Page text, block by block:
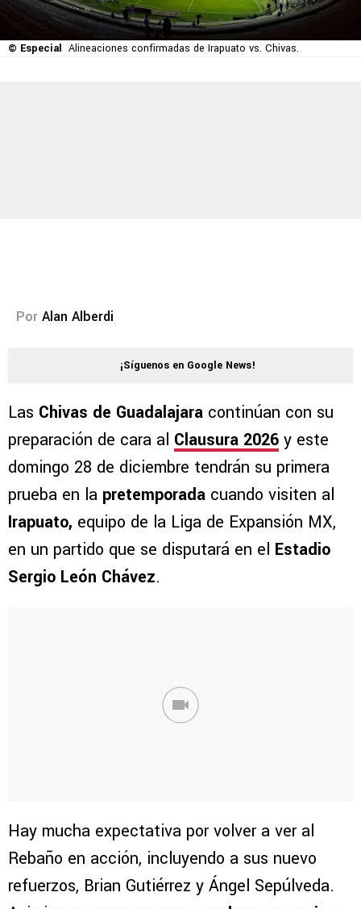
© Especial Alineaciones confirmadas de Irapuato vs. Chivas.
Por Alan Alberdi
¡Síguenos en Google News!
Las Chivas de Guadalajara continúan con su
preparación de cara al Clausura 2026 y este
domingo 28 de diciembre tendrán su primera
prueba en la pretemporada cuando visiten al
Irapuato, equipo de la Liga de Expansión MX,
en un partido que se disputará en el Estadio
Sergio León Chávez.
Hay mucha expectativa por volver a ver al
Rebaño en acción, incluyendo a sus nuevo
refuerzos, Brian Gutiérrez y Ángel Sepúlveda.